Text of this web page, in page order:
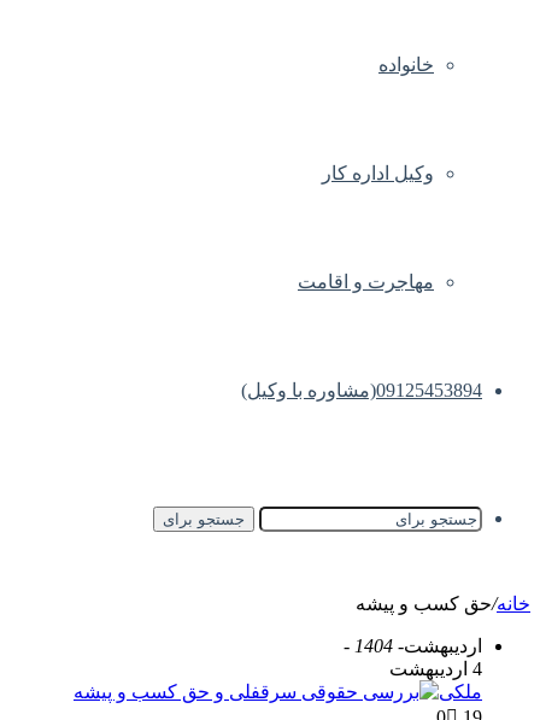
خانواده
وکیل اداره کار
مهاجرت و اقامت
09125453894(مشاوره با وکیل)
جستجو برای
خانه/حق کسب و پیشه
اردیبهشت- 1404 -
4 اردیبهشت
ملکی